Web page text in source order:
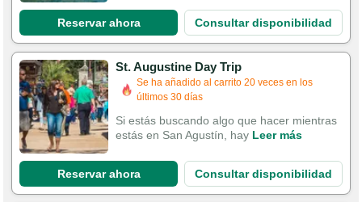
Reservar ahora Consultar disponibilidad
St. Augustine Day Trip
Se ha añadido al carrito 20 veces en los
últimos 30 días
Si estás buscando algo que hacer mientras
estás en San Agustín, hay Leer más
Reservar ahora Consultar disponibilidad